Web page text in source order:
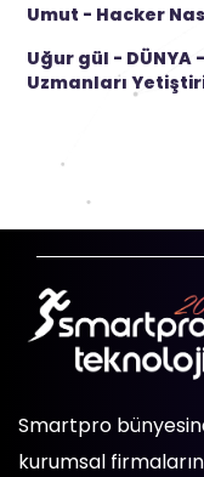
Umut - Hacker
Uğur gül -
Uzmanları
Smartpro
kurumsal